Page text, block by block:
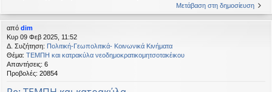
Μετάβαση στη δημοσίευση
από dim
Κυρ 09 Φεβ 2025, 11:52
Δ. Συζήτηση: Πολιτική-Γεωπολιτικά- Κοινωνικά Κινήματα
Θέμα: ΤΕΜΠΗ και κατρακύλα νεοδημοκρατικομητσοτακέικου
Απαντήσεις: 6
Προβολές: 20854